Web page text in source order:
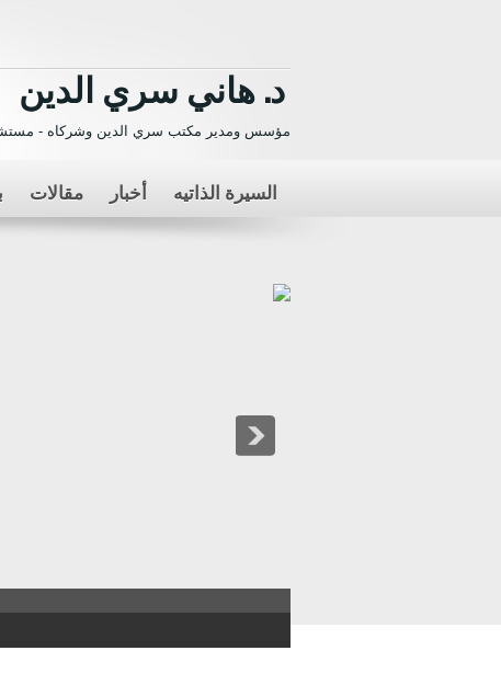
د. هاني سري الدين
مؤسس ومدير مكتب سري الدين وشركاه -
السيرة الذاتيه أخبار مقالات